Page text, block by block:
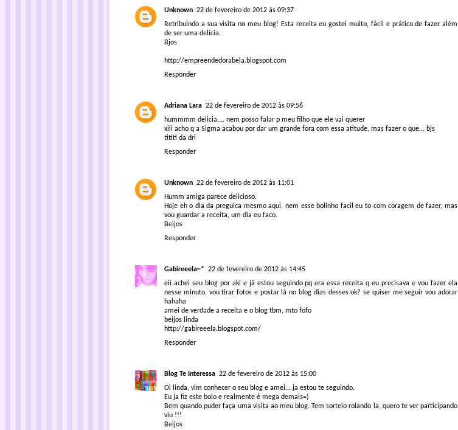
Unknown 22 de fevereiro de 2012 às 09:37
Retribuindo a sua visita no meu blog! Esta receita eu gostei muito, fácil e prático de fazer além
de ser uma delícia.
Bjos
http://empreendedorabela.blogspot.com
Responder
Adriana Lara 22 de fevereiro de 2012 às 09:56
hummmm delicia.... nem posso falar p meu filho que ele vai querer
xiii acho q a Sigma acabou por dar um grande fora com essa atitude, mas fazer o que... bjs
tititi da dri
Responder
Unknown 22 de fevereiro de 2012 às 11:01
Humm amiga parece delicioso.
Hoje eh o dia da preguica mesmo aqui, nem esse bolinho facil eu to com coragem de fazer, mas
vou guardar a receita, um dia eu faco.
Beijos
Responder
Gabireeela~* 22 de fevereiro de 2012 às 14:45
eii achei seu blog por aki e já estou seguindo pq era essa receita q eu precisava e vou fazer ela
nesse minuto, vou tirar fotos e postar lá no blog dias desses ok? se quiser me seguir vou adorar
hahaha
amei de verdade a receita e o blog tbm, mto fofo
beijos linda
http://gabireeela.blogspot.com/
Responder
Blog Te Interessa 22 de fevereiro de 2012 às 15:00
Oi linda, vim conhecer o seu blog e amei... ja estou te seguindo.
Eu ja fiz este bolo e realmente é mega demais=)
Bem quando puder faça uma visita ao meu blog. Tem sorteio rolando la, quero te ver participando
viu !!!
Beijos